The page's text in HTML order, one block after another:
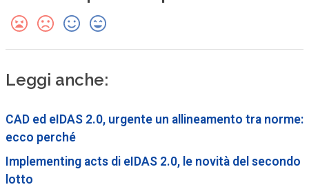
Leggi anche:
CAD ed eIDAS 2.0, urgente un allineamento tra norme:
ecco perché
Implementing acts di eIDAS 2.0, le novità del secondo
lotto